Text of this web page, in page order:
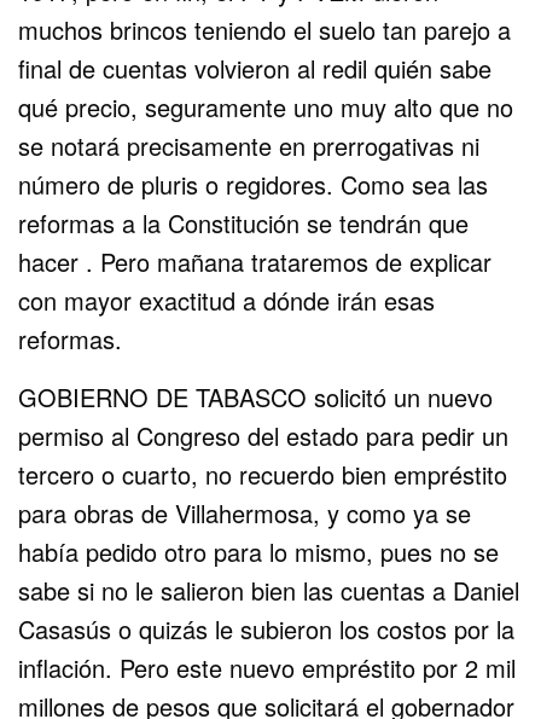
muchos brincos teniendo el suelo tan parejo a
final de cuentas volvieron al redil quién sabe
qué precio, seguramente uno muy alto que no
se notará precisamente en prerrogativas ni
número de pluris o regidores. Como sea las
reformas a la Constitución se tendrán que
hacer . Pero mañana trataremos de explicar
con mayor exactitud a dónde irán esas
reformas.
GOBIERNO DE TABASCO solicitó un nuevo
permiso al Congreso del estado para pedir un
tercero o cuarto, no recuerdo bien empréstito
para obras de Villahermosa, y como ya se
había pedido otro para lo mismo, pues no se
sabe si no le salieron bien las cuentas a Daniel
Casasús o quizás le subieron los costos por la
inflación. Pero este nuevo empréstito por 2 mil
millones de pesos que solicitará el gobernador